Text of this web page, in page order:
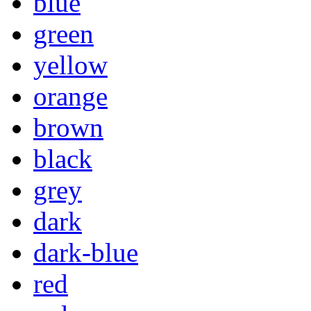
green
yellow
orange
brown
black
grey
dark
dark-blue
red